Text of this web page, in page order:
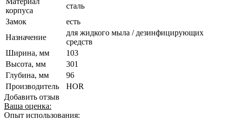
корпуса
сталь
Замок
есть
Назначение
для жидкого мыла / дезинфицирующих
средств
Ширина, мм
103
Высота, мм
301
Глубина, мм
96
Производитель
HOR
Добавить отзыв
Ваша оценка:
Опыт использования: